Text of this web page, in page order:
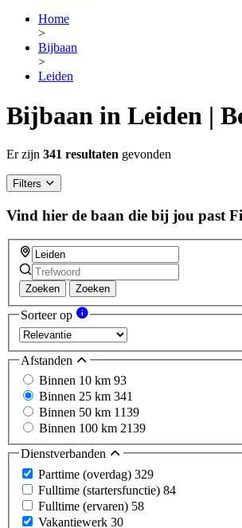
Home
>
Bijbaan
>
Leiden
Bijbaan in Leiden |
Er zijn 341 resultaten gevonden
Filters
Vind hier de baan die bij jou past
Zoeken Zoeken
Sorteer op
Afstanden
Binnen 10 km 93
Binnen 25 km 341
Binnen 50 km 1139
Binnen 100 km 2139
Dienstverbanden
Parttime (overdag) 329
Fulltime (startersfunctie) 84
Fulltime (ervaren) 58
Vakantiewerk 30